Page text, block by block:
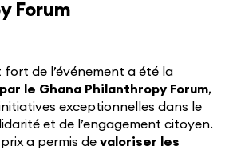
Forum
fort de l’événement a été la
le Ghana Philanthropy Forum,
exceptionnelles dans le
et de l’engagement citoyen.
a permis de valoriser les